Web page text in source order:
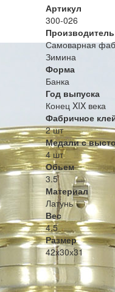
Артикул
300-026
Производитель
Самоварная
Зимина
Форма
Банка
Год выпуска
Конец XIX века
Фабричное
2 шт
Медали с
4 шт
Обьем
3.5
Материал
Латунь
Вес
4.5
Размер
42х30х31